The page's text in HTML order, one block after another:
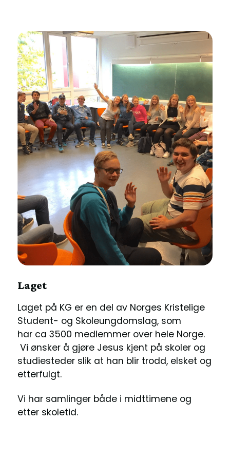
Laget
Laget på KG er en del av Norges Kristelige
Student- og Skoleungdomslag, som
har ca 3500 medlemmer over hele Norge.
Vi ønsker å gjøre Jesus kjent på skoler og
studiesteder slik at han blir trodd, elsket og
etterfulgt.
Vi har samlinger både i midttimene og
etter skoletid.